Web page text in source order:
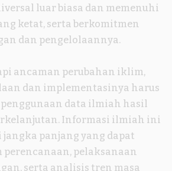
luar biasa dan memenuhi
ketat, serta berkomitmen
dan pengelolaannya.
ancaman perubahan iklim,
dan implementasinya harus
data ilmiah hasil
Informasi ilmiah ini
panjang yang dapat
pelaksanaan
serta analisis tren masa